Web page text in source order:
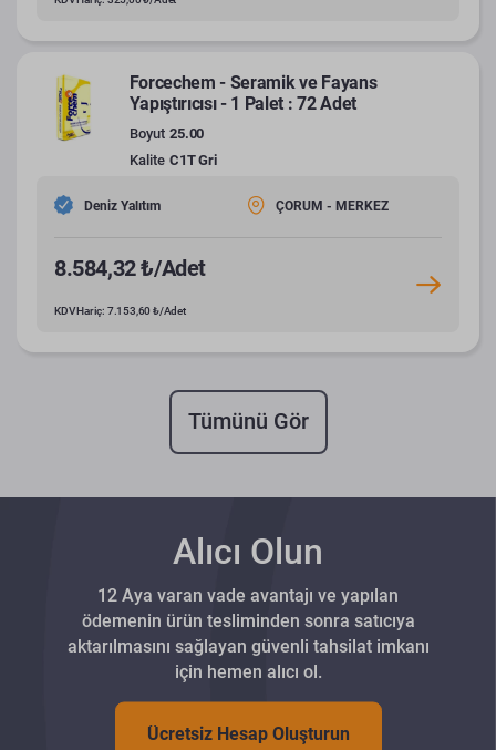
Forcechem - Seramik ve Fayans
Yapıştırıcısı - 1 Palet : 72 Adet
Boyut 25.00
Kalite C1T Gri
Deniz Yalıtım ÇORUM - MERKEZ
8.584,32 ₺/Adet
KDV Hariç: 7.153,60 ₺/Adet
Tümünü Gör
Alıcı Olun
12 Aya varan vade avantajı ve yapılan
ödemenin ürün tesliminden sonra satıcıya
aktarılmasını sağlayan güvenli tahsilat imkanı
için hemen alıcı ol.
Ücretsiz Hesap Oluşturun